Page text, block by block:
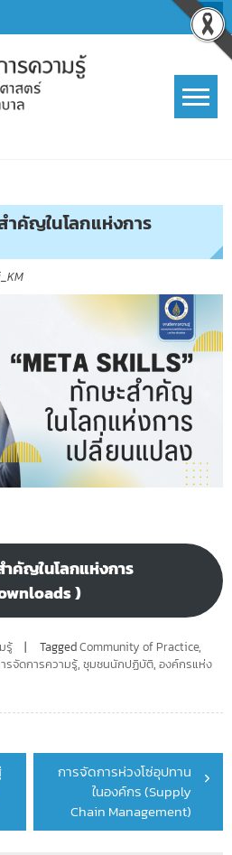
ำคัญในโลกแห่งการ
คัญในโลกแห่งการ
)
รู้ TaggedCommunity of Practice,
รจัดการความรู้, ชุมชนนักปฏิบัติ, องค์กรแห่ง
การจัดการห่วงโซ่อุปทาน
ในองค์กร (Supply
Chain Management)